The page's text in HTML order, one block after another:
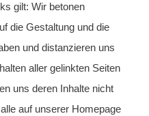
gilt: Wir betonen
die Gestaltung und die
und distanzieren uns
aller gelinkten Seiten
uns deren Inhalte nicht
auf unserer Homepage